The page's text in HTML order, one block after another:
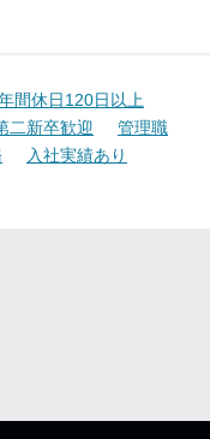
間休日120日以上
二新卒歓迎
管理職
入社実績あり